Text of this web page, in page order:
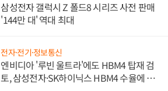
삼성전자 갤럭시 Z 폴드8 시리즈 사전 판매
'144만 대' 역대 최대
전자·전기·정보통신
엔비디아 '루빈 울트라'에도 HBM4 탑재 검
토, 삼성전자·SK하이닉스 HBM4 수율에 주